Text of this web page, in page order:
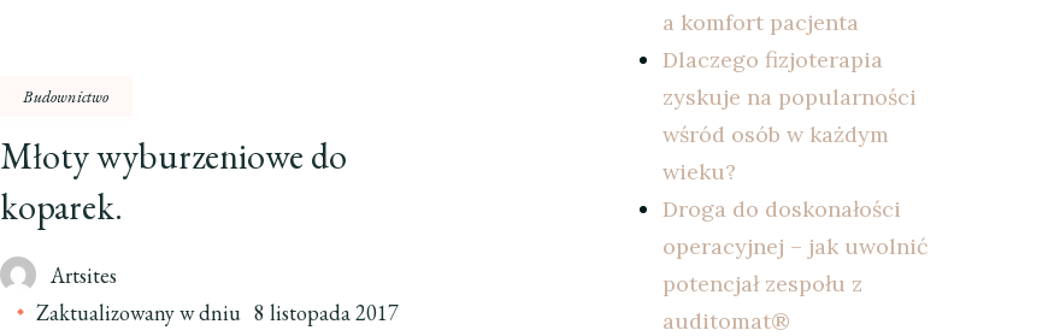
Budownictwo
Młoty wyburzeniowe do
koparek.
Artsites
Zaktualizowany w dniu 8 listopada 2017
a komfort pacjenta
Dlaczego fizjoterapia
zyskuje na popularności
wśród osób w każdym
wieku?
Droga do doskonałości
operacyjnej – jak uwolnić
potencjał zespołu z
auditomat®